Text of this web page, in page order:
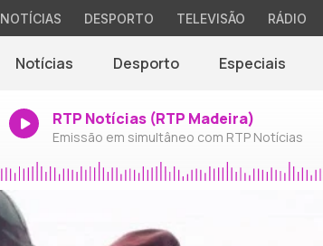
NOTÍCIAS DESPORTO TELEVISÃO RÁDIO
Notícias Desporto Especiais
RTP Notícias (RTP Madeira)
Emissão em simultâneo com RTP Notícias